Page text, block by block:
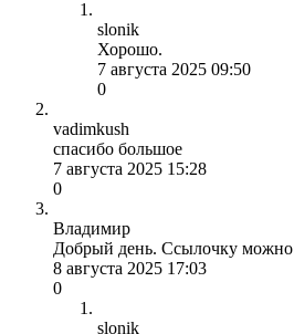
slonik
Хорошо.
7 августа 2025 09:50
0
vadimkush
спасибо большое
7 августа 2025 15:28
0
Владимир
Добрый день. Ссылочку можно
8 августа 2025 17:03
0
slonik